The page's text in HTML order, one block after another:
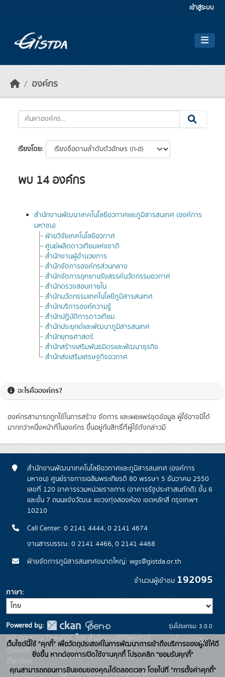
เข้าสู่ระบบ
องค์กร
อะไรคือองค์กร?
องค์กรสามารถถูกใช้ในการสร้าง จัดการ และเผยแพร่ชุดข้อมูล ผู้ใช้อาจมีได้
มากกว่าหนึ่งหน้าที่ในองค์กร ขึ้นอยู่กับสิทธิ์ที่ผู้ใช้ดังกล่าวมี
เรียงโดย
พบ 14 องค์กร
สำนักงานพัฒนาเทคโนโลยีอวกาศและภูมิสารสนเทศ (องค์การ
มหาชน)
ฝ่ายวิจัยเทคโนโลยีอวกาศ
ศูนย์ผลิตดาวเทียมแห่งชาติ
สำนักงานผู้อำนวยการ
สำนักจัดการองค์กรส่วนกลาง
สำนักจัดการอุทยานรังสรรค์นวัตกรรมอวกาศ
สำนักตรวจสอบภายใน
สำนักนวัตกรรมเทคโนโลยีภูมิสารสนเทศ
สำนักบริการองค์ความรู้
สำนักปฏิบัติการดาวเทียม
สำนักประยุกต์และพัฒนาภูมิสารสนเทศ
สำนักยุทธศาสตร์
สำนักสร้างเสริมพันธมิตรและพัฒนาธุรกิจ
สำนักส่งเสริมเศรษฐกิจอวกาศ
สำนักงานพัฒนาเทคโนโลยีอวกาศและภูมิสารสนเทศ (องค์การ
มหาชน) ศูนย์ราชการเฉลิมพระเกียรติ 80 พรรษา 5 ธันวาคม 2550
เลขที่ 120 อาคารรวมหน่วยราชการ (อาคารรัฐประศาสนภักดี) ชั้น 6
และชั้น 7 ถนนแจ้งวัฒนะ แขวงทุ่งสองห้อง เขตหลักสี่ กรุงเทพฯ
10210
Call Center: 0 2141 4444, 0 2141 4674
งานสารบรรณ: 0 2141 4466, 0 2141 4468
ฝ่ายจัดการภูมิสารสนเทศขนาดใหญ่: wgs@gistda.or.th
จำนวนผู้เข้าชม 192095
ภาษา
Powered by:
สนับสนุนระบบ Thai-GDC โดย สำนักงานสถิติแห่งชาติ
เว็บไซต์ที่
เกี่ยวข้อง:
ระบบบัญชีข้อมูลภาครัฐ
บริการนามานุกรมบัญชีข้อมูลภาค
รุ่นโปรแกรม: 3.0.0
วันที่: 2025-06-
26
เว็บไซต์นี้ใช้ "คุกกี้" เพื่อวัตถุประสงค์ในการพัฒนาการเข้าถึงบริการของผู้ใช้ให้ดี
ยิ่งขึ้น หากต้องการเปิดใช้งานคุกกี้ โปรดคลิก "ยอมรับคุกกี้"
คุณสามารถถอนการยินยอมของคุณได้ตลอดเวลา โดยไปที่ "การตั้งค่าคุกกี้"
x